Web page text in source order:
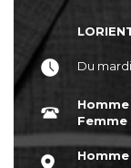
Du
Homme
Femme
Homme